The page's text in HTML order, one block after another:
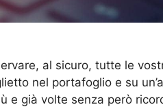
al sicuro, tutte le
nel portafoglio e su
e già volte senza però